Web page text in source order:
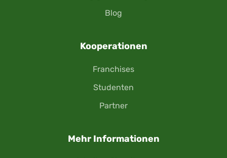
Blog
Kooperationen
Franchises
Studenten
Partner
Mehr Informationen